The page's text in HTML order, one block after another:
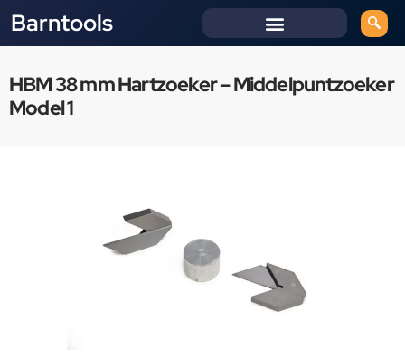
Barntools
HBM 38 mm Hartzoeker – Middelpuntzoeker
Model 1